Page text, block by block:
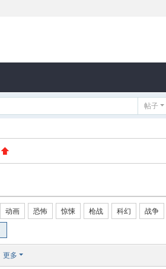
帖子
动画 恐怖 惊悚 枪战 科幻 战争
更多